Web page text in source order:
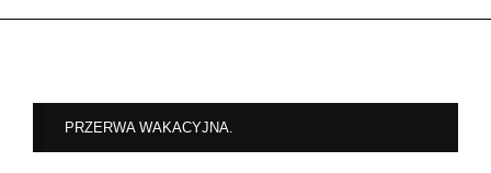
PRZERWA WAKACYJNA.